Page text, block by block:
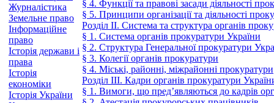
Журналістика
Земельне право
Інформаційне
право
Історія держави і
права
Історія
економіки
Історія України
§ 4. Функції та правові засади діяльності
§ 5. Принципи організації та діяльності
Розділ ІІ. Система та структура органів
§ 1. Система органів прокуратури України
§ 2. Структура Генеральної прокуратури
§ 3. Колегії органів прокуратури
§ 4. Міські, районні, міжрайонні прокуратури
Розділ ІІІ. Кадри органів прокуратури
§ 1. Вимоги, що пред’являються до кадрів